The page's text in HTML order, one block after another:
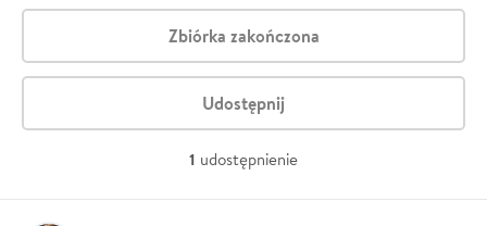
Zbiórka zakończona
Udostępnij
1 udostępnienie